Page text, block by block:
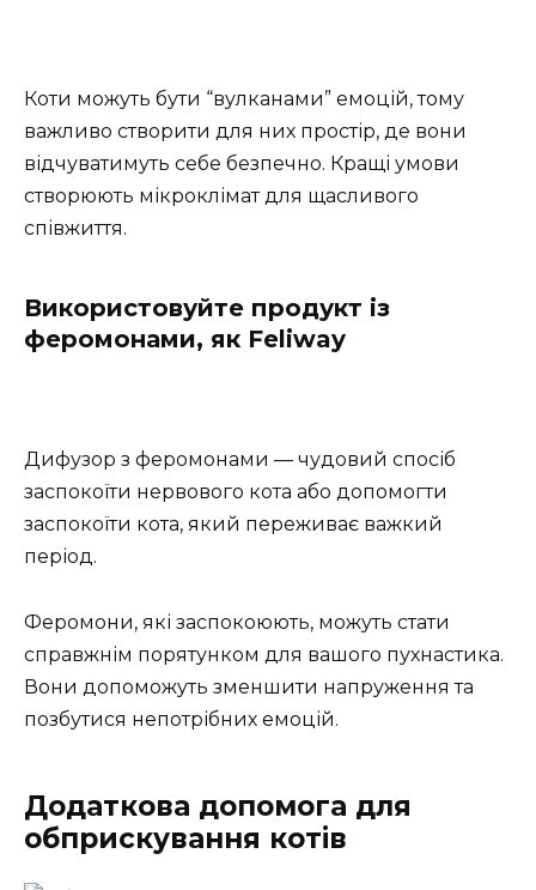
Коти можуть бути “вулканами” емоцій, тому
важливо створити для них простір, де вони
відчуватимуть себе безпечно. Кращі умови
створюють мікроклімат для щасливого
співжиття.
Використовуйте продукт із
феромонами, як Feliway
Дифузор з феромонами — чудовий спосіб
заспокоїти нервового кота або допомогти
заспокоїти кота, який переживає важкий
період.
Феромони, які заспокоюють, можуть стати
справжнім порятунком для вашого пухнастика.
Вони допоможуть зменшити напруження та
позбутися непотрібних емоцій.
Додаткова допомога для
обприскування котів